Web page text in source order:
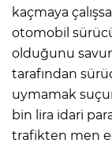
kaçmaya
otomobil
olduğunu
tarafından
uymamak
bin lira idari
trafikten men